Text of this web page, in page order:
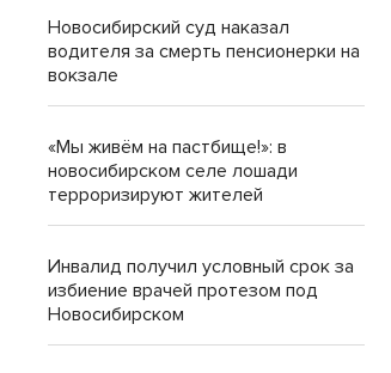
Новосибирский суд наказал
водителя за смерть пенсионерки на
вокзале
«Мы живём на пастбище!»: в
новосибирском селе лошади
терроризируют жителей
Инвалид получил условный срок за
избиение врачей протезом под
Новосибирском